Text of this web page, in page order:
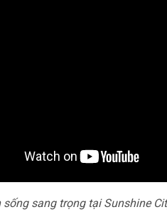
sống sang trọng tại Sunshine